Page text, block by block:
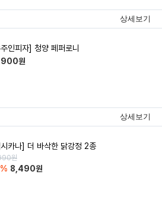
상세보기
인피자] 청양 페퍼로니
원
상세보기
시카나] 더 바삭한 닭강정 2종
원
% 8,490원